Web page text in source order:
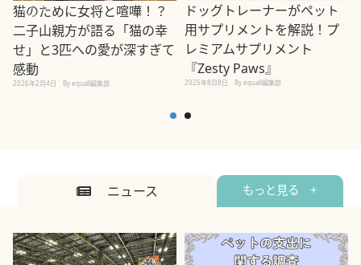
猫のために女将と喧嘩！？
二子山親方が語る「猫の幸
せ」と3匹への愛が深すぎて
感動
2026年2月4日 By equall編集部
ドッグトレーナーがペット
用サプリメントを解説！プ
レミアムサプリメント
『Zesty Paws』
2025年8月8日 By equall編集部
ニュース もっと見る +